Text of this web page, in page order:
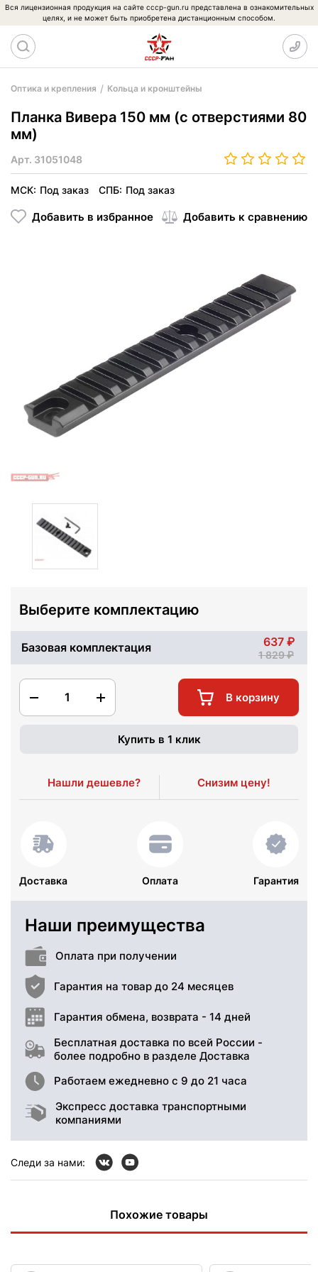
Вся лицензионная продукция на сайте cccp-gun.ru представлена в ознакомительных
целях, и не может быть приобретена дистанционным способом.
Оптика и крепления Кольца и кронштейны
Планка Вивера 150 мм (с отверстиями 80
мм)
Арт. 31051048
МСК: Под заказ СПБ: Под заказ
Добавить в избранное Добавить к сравнению
Выберите комплектацию
Базовая комплектация 637
1 829
1 В корзину
Купить в 1 клик
Нашли дешевле? Снизим цену!
Доставка Оплата Гарантия
Наши преимущества
Оплата при получении
Гарантия на товар до 24 месяцев
Гарантия обмена, возврата - 14 дней
Бесплатная доставка по всей России -
более подробно в разделе Доставка
Работаем ежедневно с 9 до 21 часа
Экспресс доставка транспортными
компаниями
Следи за нами:
Похожие товары